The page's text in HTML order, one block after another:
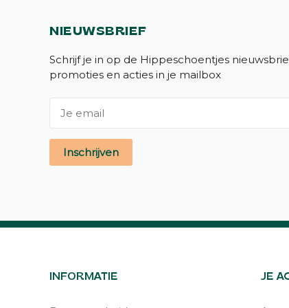
NIEUWSBRIEF
Schrijf je in op de Hippeschoentjes
promoties en acties in je mailbox
Inschrijven
INFORMATIE JE